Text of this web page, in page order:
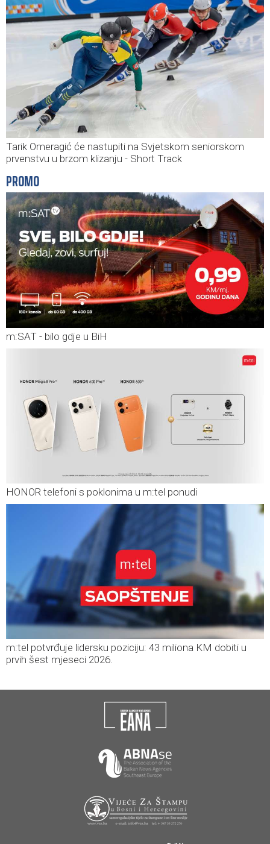
Tarik Omeragić će nastupiti na Svjetskom seniorskom
prvenstvu u brzom klizanju - Short Track
PROMO
m:SAT - bilo gdje u BiH
HONOR telefoni s poklonima u m:tel ponudi
m:tel potvrđuje lidersku poziciju: 43 miliona KM dobiti u
prvih šest mjeseci 2026.